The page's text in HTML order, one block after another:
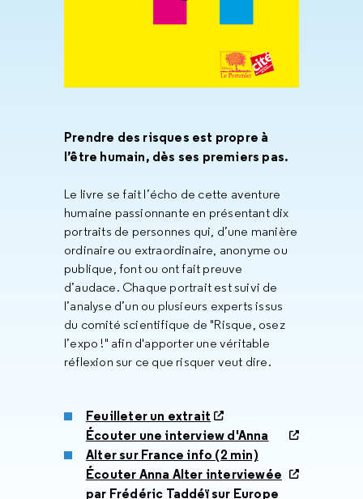
Prendre des risques est propre à
l’être humain, dès ses premiers pas.
Le livre se fait l’écho de cette aventure
humaine passionnante en présentant dix
portraits de personnes qui, d’une manière
ordinaire ou extraordinaire, anonyme ou
publique, font ou ont fait preuve
d’audace. Chaque portrait est suivi de
l’analyse d’un ou plusieurs experts issus
du comité scientifique de "Risque, osez
l’expo !" afin d'apporter une véritable
réflexion sur ce que risquer veut dire.
Feuilleter un extrait
Écouter une interview d'Anna
Alter sur France info (2 min)
Écouter Anna Alter interviewée
par Frédéric Taddéï sur Europe